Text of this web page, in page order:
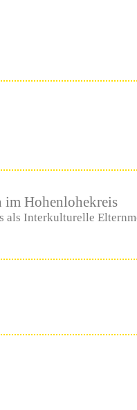
Hohenlohekreis
als Interkulturelle